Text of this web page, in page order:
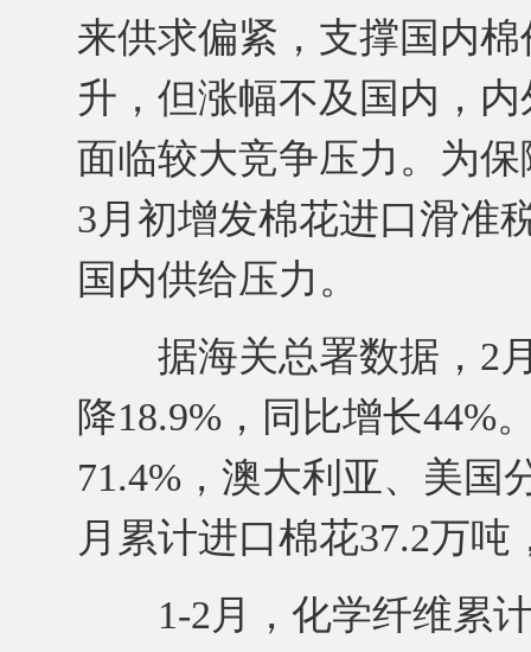
来供求偏紧，支撑国内
升，但涨幅不及国内，
面临较大竞争压力。为
3月初增发棉花进口滑准
国内供给压力。
据海关总署数据，2月
降18.9%，同比增长44%
71.4%，澳大利亚、美国
月累计进口棉花37.2万吨
1-2月，化学纤维累计